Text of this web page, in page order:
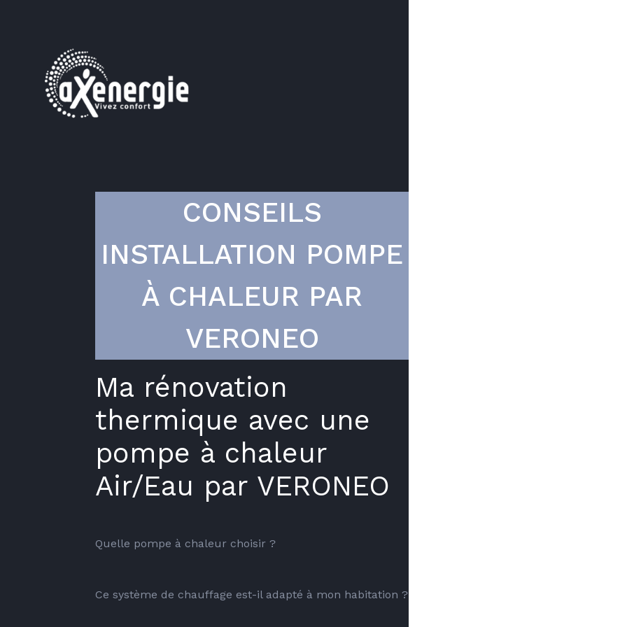
CONSEILS
INSTALLATION POMPE
À CHALEUR PAR
VERONEO
Ma rénovation
thermique avec une
pompe à chaleur
Air/Eau par VERONEO
Quelle pompe à chaleur choisir ?
Ce système de chauffage est-il adapté à mon habitation ?